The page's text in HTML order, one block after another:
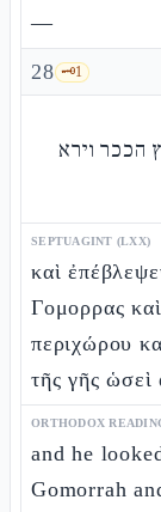
—
28 🗝️1
הככר וירא
SEPTUAGINT (LXX)
καὶ
Γομορρας
περιχώρου
τῆς γῆς ὡσεὶ
ORTHODOX
and he
Gomorrah